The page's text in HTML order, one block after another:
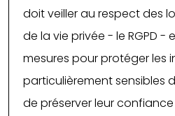
doit veiller au respect des
de la vie privée - le RGPD -
mesures pour protéger les
particulièrement sensibles
de préserver leur